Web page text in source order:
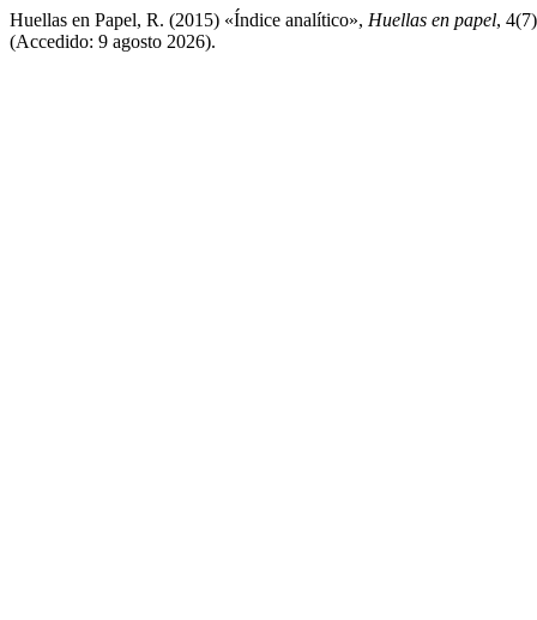
Huellas en Papel, R. (2015) «Índice analítico», Huellas en papel,
(Accedido: 9 agosto 2026).